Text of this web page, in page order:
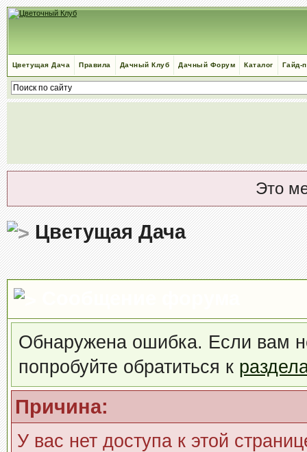
Цветущая Дача Правила Дачный Клуб Дачный Форум Каталог Гайд-
Это
Цветущая Дача
Обнаружена ошибка. Если вам
попробуйте обратиться к
Причина:
У вас нет доступа к этой